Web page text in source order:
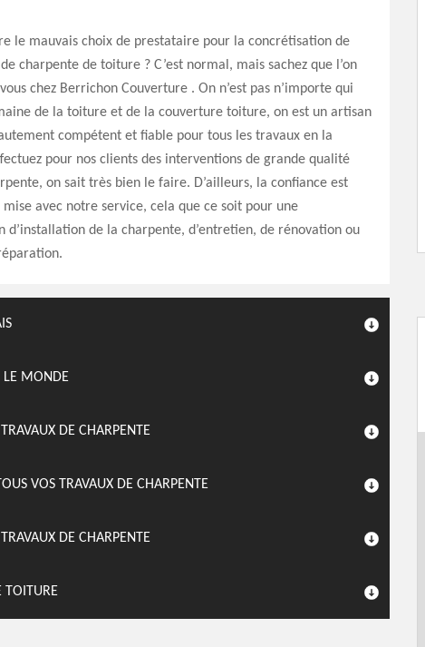
le mauvais choix de prestataire pour la concrétisation de
charpente de toiture ? C’est normal, mais sachez que l’on
chez Berrichon Couverture . On n’est pas n’importe qui
de la toiture et de la couverture toiture, on est un artisan
compétent et fiable pour tous les travaux en la
pour nos clients des interventions de grande qualité
on sait très bien le faire. D’ailleurs, la confiance est
avec notre service, cela que ce soit pour une
d’installation de la charpente, d’entretien, de rénovation ou
LE MONDE
DE CHARPENTE
VOS TRAVAUX DE CHARPENTE
DE CHARPENTE
TOITURE